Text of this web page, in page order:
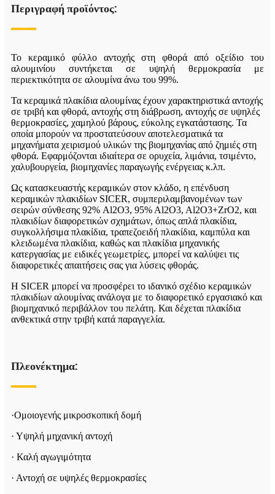
Περιγραφή προϊόντος:
Το κεραμικό φύλλο αντοχής στη φθορά από οξείδιο του
αλουμινίου συντήκεται σε υψηλή θερμοκρασία με
περιεκτικότητα σε αλουμίνα άνω του 99%.
Τα κεραμικά πλακίδια αλουμίνας έχουν χαρακτηριστικά αντοχής
σε τριβή και φθορά, αντοχής στη διάβρωση, αντοχής σε υψηλές
θερμοκρασίες, χαμηλού βάρους, εύκολης εγκατάστασης. Τα
οποία μπορούν να προστατεύσουν αποτελεσματικά τα
μηχανήματα χειρισμού υλικών της βιομηχανίας από ζημιές στη
φθορά. Εφαρμόζονται ιδιαίτερα σε ορυχεία, λιμάνια, τσιμέντο,
χαλυβουργεία, βιομηχανίες παραγωγής ενέργειας κ.λπ.
Ως κατασκευαστής κεραμικών στον κλάδο, η επένδυση
κεραμικών πλακιδίων SICER, συμπεριλαμβανομένων των
σειρών σύνθεσης 92% Al2O3, 95% Al2O3, Al2O3+ZrO2, και
πλακιδίων διαφορετικών σχημάτων, όπως απλά πλακίδια,
συγκολλήσιμα πλακίδια, τραπεζοειδή πλακίδια, καμπύλα και
κλειδωμένα πλακίδια, καθώς και πλακίδια μηχανικής
κατεργασίας με ειδικές γεωμετρίες, μπορεί να καλύψει τις
διαφορετικές απαιτήσεις σας για λύσεις φθοράς.
Η SICER μπορεί να προσφέρει το ιδανικό σχέδιο κεραμικών
πλακιδίων αλουμίνας ανάλογα με το διαφορετικό εργασιακό και
βιομηχανικό περιβάλλον του πελάτη. Και δέχεται πλακίδια
ανθεκτικά στην τριβή κατά παραγγελία.
Πλεονέκτημα:
·Ομοιογενής μικροσκοπική δομή
· Υψηλή μηχανική αντοχή
· Καλή αγωγιμότητα
· Αντοχή σε υψηλές θερμοκρασίες